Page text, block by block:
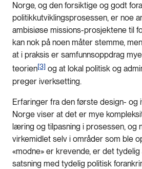
Norge, og den forsiktige og godt
politikkutviklingsprosessen, er noe
ambisiøse missions-prosjektene til
kan nok på noen måter stemme,
at i praksis er samfunnsoppdrag
teorien[3] og at lokal politisk og
preger iverksetting.
Erfaringer fra den første design- og
Norge viser at det er mye
læring og tilpasning i prosessen, og
virkemidlet selv i områder som ble
«modne» er krevende, er det tydelig
satsning med tydelig politisk